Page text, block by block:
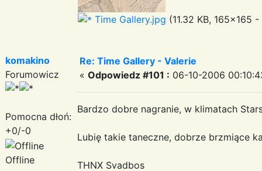
Time Gallery.jpg (11.32 KB, 165x165
komakino
Forumowicz
Pomocna dłoń:
+0/-0
Offline
Re: Time Gallery - Valerie
« Odpowiedz #101 : 06-10-2006
Bardzo dobre nagranie, w klimatach
Lubię takie taneczne, dobrze brzmiące
THNX Svadbos